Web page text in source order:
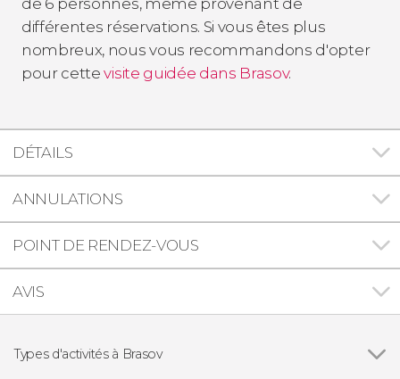
différentes réservations. Si vous êtes plus
nombreux, nous vous recommandons d'opter
pour cettevisite guidée dans Brasov.
DÉTAILS
ANNULATIONS
POINT DE RENDEZ-VOUS
AVIS
Types d'activités à Brasov